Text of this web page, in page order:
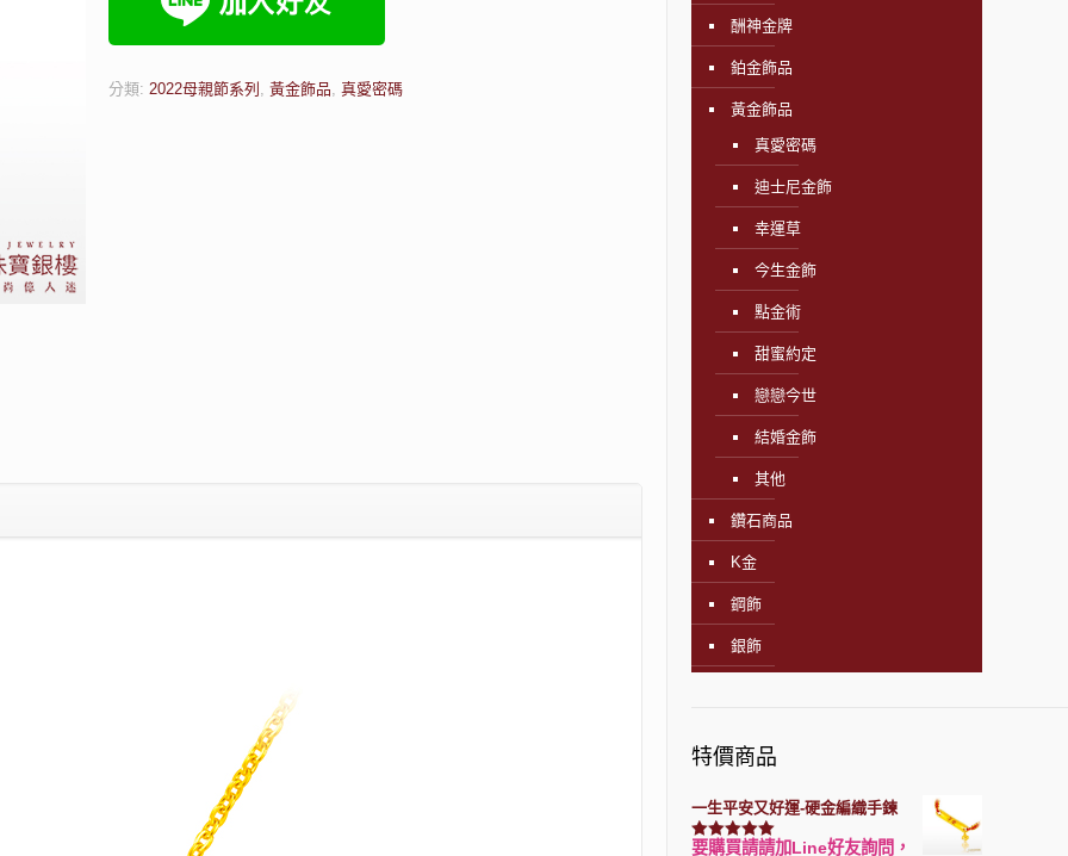
分類: 2022母親節系列 , 黃金飾品, 真愛密碼
酬神金牌
鉑金飾品
黃金飾品
真愛密碼
迪士尼金飾
幸運草
今生金飾
點金術
甜蜜約定
戀戀今世
結婚金飾
其他
鑽石商品
K金
鋼飾
銀飾
特價商品
一生平安又好運-硬金編織手鍊
評分7740滿分 5
要購買請請加Line好友詢問，